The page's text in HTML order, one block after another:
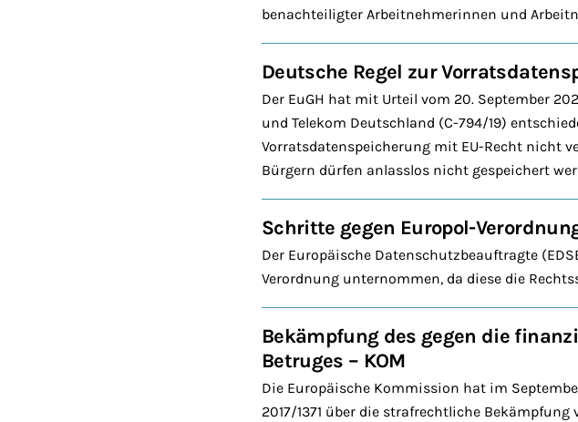
benachteiligter Arbeitnehmerinnen und
Deutsche Regel zur
Der EuGH hat mit Urteil vom 20. September
und Telekom Deutschland (C-794/19)
Vorratsdatenspeicherung mit EU-Recht nicht
Bürgern dürfen anlasslos nicht gespeichert
Schritte gegen Europol-
Der Europäische Datenschutzbeauftragte
Verordnung unternommen, da diese die
Bekämpfung des gegen die
Betruges – KOM
Die Europäische Kommission hat im
2017/1371 über die strafrechtliche